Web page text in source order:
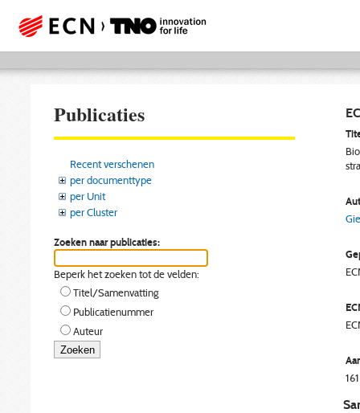
Publicaties
Recent verschenen
per documenttype
per Unit
per Cluster
Zoeken naar publicaties:
Beperk het zoeken tot de velden:
Titel/Samenvatting
Publicatienummer
Auteur
161